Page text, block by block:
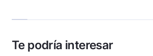
Te podría interesar